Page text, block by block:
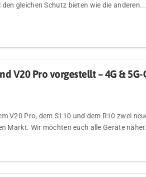
den gleichen Schutz bieten wie die anderen...
V20 Pro vorgestellt – 4G &
V20 Pro, dem S110 und dem R10 zwei
Markt. Wir möchten euch alle Geräte